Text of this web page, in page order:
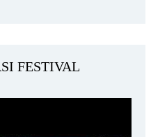
FESTIVAL